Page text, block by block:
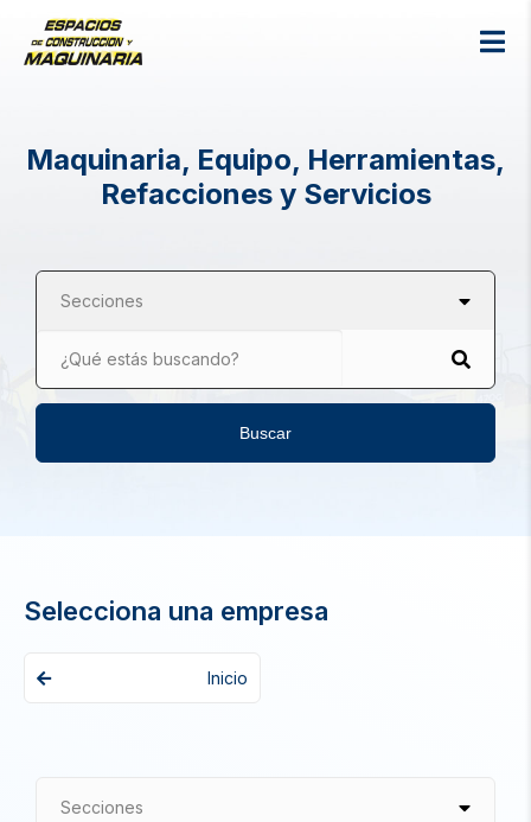
Maquinaria, Equipo, Herramientas,
Refacciones y Servicios
Secciones
¿Qué estás buscando?
Buscar
Selecciona una empresa
Inicio
Secciones